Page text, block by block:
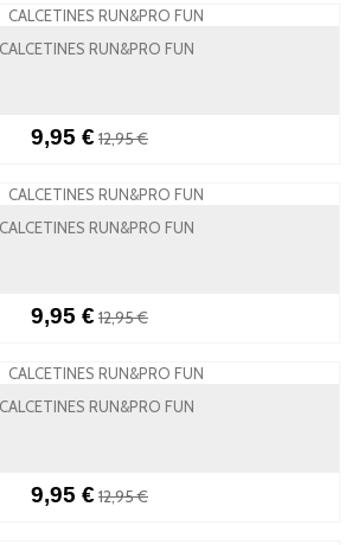
CALCETINES RUN&PRO FUN
9,95 € 12,95 €
CALCETINES RUN&PRO FUN
9,95 € 12,95 €
CALCETINES RUN&PRO FUN
9,95 € 12,95 €